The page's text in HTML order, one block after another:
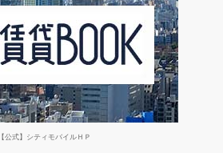
【公式】シティモバイルＨＰ